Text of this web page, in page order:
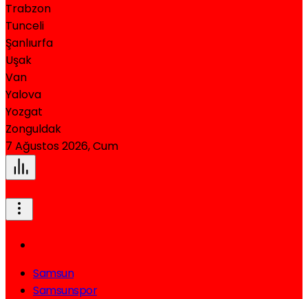
Trabzon
Tunceli
Şanlıurfa
Uşak
Van
Yalova
Yozgat
Zonguldak
7 Ağustos 2026, Cum
Samsun
Samsunspor